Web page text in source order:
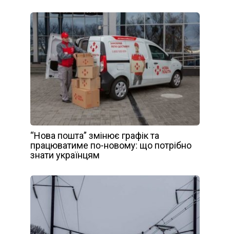
“Нова пошта” змінює графік та
працюватиме по-новому: що потрібно
знати українцям